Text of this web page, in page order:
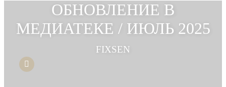
ОБНОВЛЕНИЕ В
МЕДИАТЕКЕ / ИЮЛЬ 2025
FIXSEN